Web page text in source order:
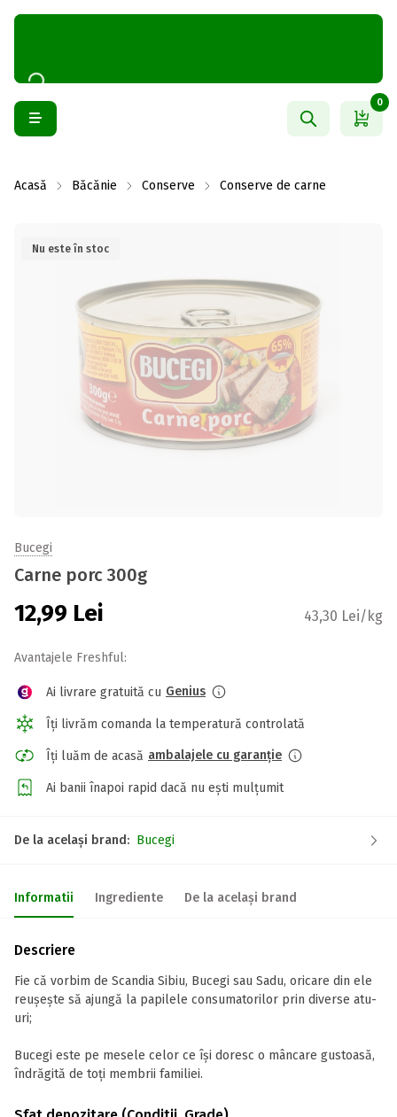
0
Acasă Băcănie Conserve Conserve de carne
Nu este în stoc
Bucegi
Carne porc 300g
12,99 Lei 43,30 Lei/kg
Avantajele Freshful:
Ai livrare gratuită cu Genius
Îți livrăm comanda la temperatură controlată
Îți luăm de acasă ambalajele cu garanție
Ai banii înapoi rapid dacă nu ești mulțumit
De la același brand: Bucegi
Informatii Ingrediente De la același brand
Descriere
Fie că vorbim de Scandia Sibiu, Bucegi sau Sadu, oricare din ele
reușește să ajungă la papilele consumatorilor prin diverse atu-
uri;
Bucegi este pe mesele celor ce își doresc o mâncare gustoasă,
îndrăgită de toți membrii familiei.